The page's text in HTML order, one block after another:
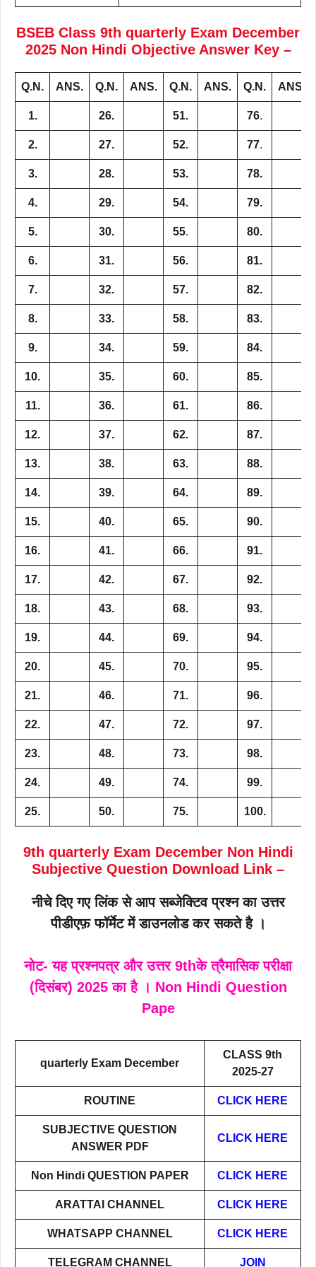
BSEB Class 9th quarterly Exam December
2025 Non Hindi Objective Answer Key –
Q.N. ANS. Q.N. ANS. Q.N. ANS. Q.N. ANS.
1. 26. 51. 76.
2. 27. 52. 77.
3. 28. 53. 78.
4. 29. 54. 79.
5. 30. 55. 80.
6. 31. 56. 81.
7. 32. 57. 82.
8. 33. 58. 83.
9. 34. 59. 84.
10. 35. 60. 85.
11. 36. 61. 86.
12. 37. 62. 87.
13. 38. 63. 88.
14. 39. 64. 89.
15. 40. 65. 90.
16. 41. 66. 91.
17. 42. 67. 92.
18. 43. 68. 93.
19. 44. 69. 94.
20. 45. 70. 95.
21. 46. 71. 96.
22. 47. 72. 97.
23. 48. 73. 98.
24. 49. 74. 99.
25. 50. 75. 100.
9th quarterly Exam December Non Hindi
Subjective Question Download Link –
नीचे दिए गए लिंक से आप सब्जेक्टिव प्रश्न का उत्तर
पीडीएफ़ फॉर्मेट में डाउनलोड कर सकते है ।
नोट- यह प्रश्नपत्र और उत्तर 9thके त्रैमासिक परीक्षा
(दिसंबर) 2025 का है । Non Hindi Question
Pape
quarterly Exam December
CLASS 9th
2025-27
ROUTINE CLICK HERE
SUBJECTIVE QUESTION
ANSWER PDF
CLICK HERE
Non Hindi QUESTION PAPER CLICK HERE
ARATTAI CHANNEL CLICK HERE
WHATSAPP CHANNEL CLICK HERE
TELEGRAM CHANNEL JOIN